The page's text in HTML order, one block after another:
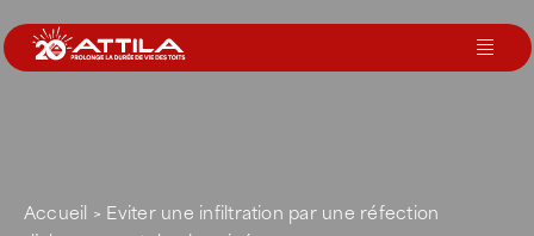
au
contenu
Nos services
Accueil > Eviter une infiltration par une réfection